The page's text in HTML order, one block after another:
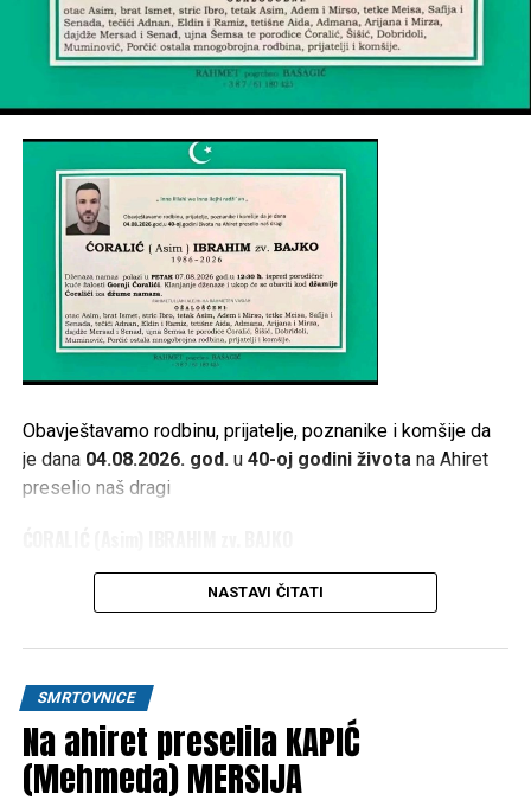
Obavještavamo rodbinu, prijatelje, poznanike i komšije da
je dana 04.08.2026. god. u 40-oj godini životana Ahiret
preselio naš dragi
1986 – 2026
dženaze i ukop će se obaviti kod
džume namaza
RAHMETULLAHI ALEJHI-HA RAHMETEN VASIAH
NASTAVI ČITATI
SMRTOVNICE
Na ahiret preselila KAPIĆ
(Mehmeda) MERSIJA